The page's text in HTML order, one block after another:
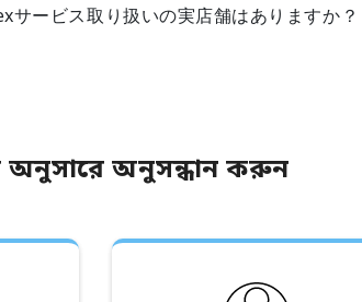
サービス取り扱いの実店舗はありますか？
অনুসারে অনুসন্ধান করুন